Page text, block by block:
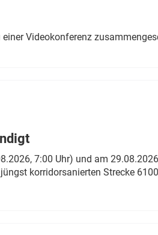
Videokonferenz
7:00 Uhr) und am
korridorsanierten Strecke